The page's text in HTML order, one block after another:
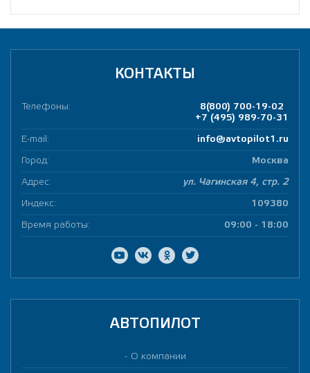
КОНТАКТЫ
Телефоны:
8(800) 700-19-02
+7 (495) 989-70-31
E-mail: info@avtopilot1.ru
Город: Москва
Адрес: ул. Чагинская 4, стр. 2
Индекс: 109380
Время работы: 09:00 - 18:00
АВТОПИЛОТ
О компании